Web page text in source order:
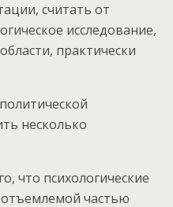
считать от
исследование,
практически
несколько
что психологические
частью